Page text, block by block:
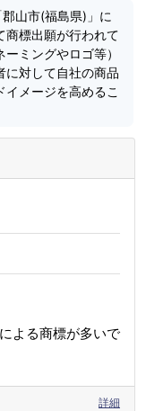
山市(福島県)」に
商標出願が行われて
ミングやロゴ等）
に対して自社の商品
メージを高めるこ
よる商標が多いで
詳細